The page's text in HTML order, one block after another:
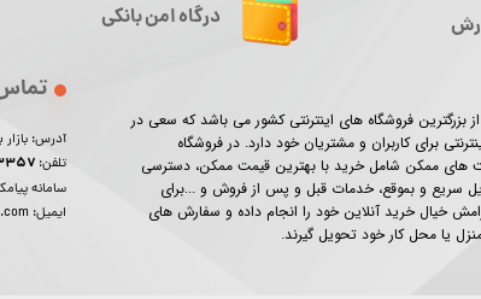
بزرگترین فروشگاه های اینترنتی کشور می باشد که سعی در
برای کاربران و مشتریان خود دارد. در فروشگاه
های ممکن شامل خرید با بهترین قیمت ممکن، دسترسی
سریع و بموقع، خدمات قبل و پس از فروش و ...برای
خیال خرید آنلاین خود را انجام داده و سفارش های
یا محل کار خود تحویل گیرند.​​​​​​​
تماس
آدرس: بازار
تلفن:
سامانه
ایمیل: info@kalanix.com
درگاه امن بانکی